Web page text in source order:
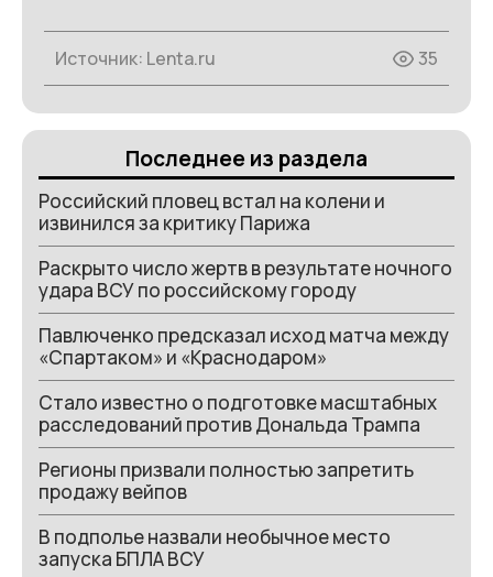
Последнее из раздела
Российский пловец встал на колени и
извинился за критику Парижа
Раскрыто число жертв в результате ночного
удара ВСУ по российскому городу
Павлюченко предсказал исход матча между
«Спартаком» и «Краснодаром»
Стало известно о подготовке масштабных
расследований против Дональда Трампа
Регионы призвали полностью запретить
продажу вейпов
В подполье назвали необычное место
запуска БПЛА ВСУ
Источник: Lenta.ru 35